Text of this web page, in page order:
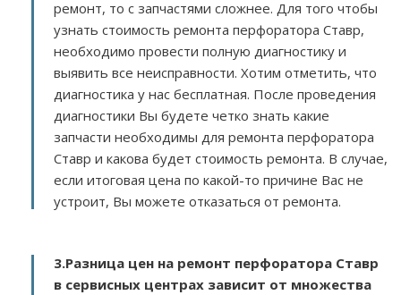
ремонт, то с запчастями сложнее. Для того чтобы
узнать стоимость ремонта перфоратора Ставр,
необходимо провести полную диагностику и
выявить все неисправности. Хотим отметить, что
диагностика у нас бесплатная. После проведения
диагностики Вы будете четко знать какие
запчасти необходимы для ремонта перфоратора
Ставр и какова будет стоимость ремонта. В случае,
если итоговая цена по какой-то причине Вас не
устроит, Вы можете отказаться от ремонта.
3.Разница цен на ремонт перфоратора Ставр
в сервисных центрах зависит от множества